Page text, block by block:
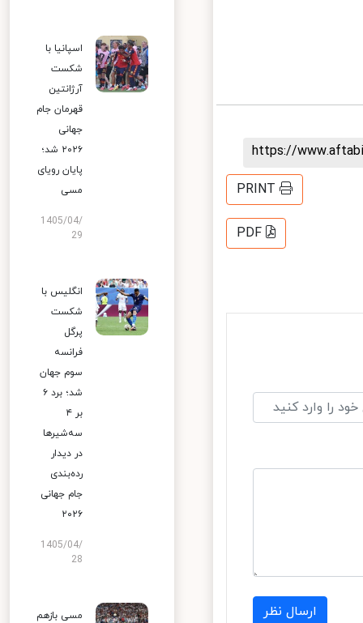
https://
PRINT
PDF
ارسال نظر
اسپانیا با
شکست
آرژانتین
قهرمان جام
جهانی
۲۰۲۶ شد؛
پایان رویای
مسی
1405/04/
29
انگلیس با
شکست
پرگل
فرانسه
سوم جهان
شد؛ برد ۶
بر ۴
سه‌شیرها
در دیدار
رده‌بندی
جام جهانی
۲۰۲۶
1405/04/
28
مسی بازهم